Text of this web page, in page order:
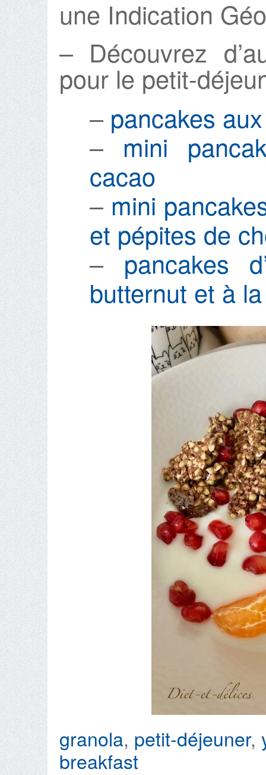
une Indication
– Découvrez
pour le petit-
– pancakes
– mini
cacao
– mini
et pépites de
– pancakes
butternut et à
granola, petit-déjeuner,
breakfast